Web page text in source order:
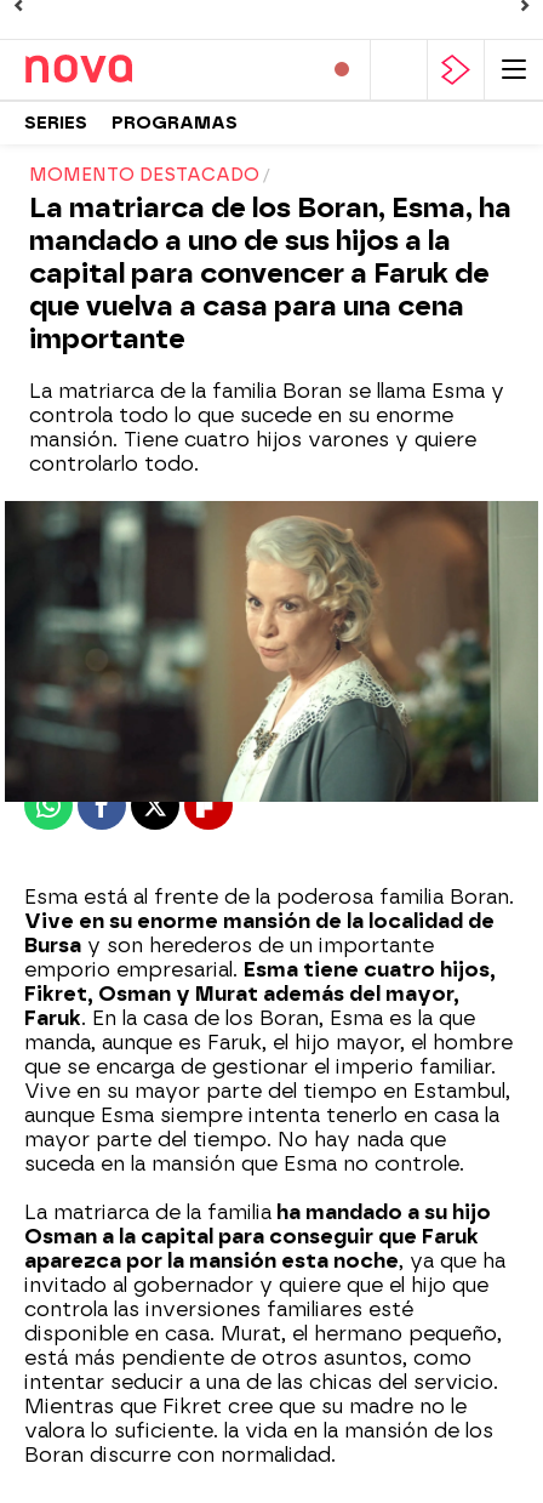
SERIES PROGRAMAS
MOMENTO DESTACADO
La matriarca de los Boran, Esma, ha
mandado a uno de sus hijos a la
capital para convencer a Faruk de
que vuelva a casa para una cena
importante
La matriarca de la familia Boran se llama Esma y
controla todo lo que sucede en su enorme
mansión. Tiene cuatro hijos varones y quiere
controlarlo todo.
Nova
Publicado: 12 de junio de 2023, 23:00
WhatsappFacebook
X Flipboard
Esma está al frente de la poderosa familia Boran.
Vive en su enorme mansión de la localidad de
Bursa y son herederos de un importante
emporio empresarial. Esma tiene cuatro hijos,
Fikret, Osman y Murat además del mayor,
Faruk. En la casa de los Boran, Esma es la que
manda, aunque es Faruk, el hijo mayor, el hombre
que se encarga de gestionar el imperio familiar.
Vive en su mayor parte del tiempo en Estambul,
aunque Esma siempre intenta tenerlo en casa la
mayor parte del tiempo. No hay nada que
suceda en la mansión que Esma no controle.
La matriarca de la familia ha mandado a su hijo
Osman a la capital para conseguir que Faruk
aparezca por la mansión esta noche, ya que ha
invitado al gobernador y quiere que el hijo que
controla las inversiones familiares esté
disponible en casa. Murat, el hermano pequeño,
está más pendiente de otros asuntos, como
intentar seducir a una de las chicas del servicio.
Mientras que Fikret cree que su madre no le
valora lo suficiente. la vida en la mansión de los
Boran discurre con normalidad.